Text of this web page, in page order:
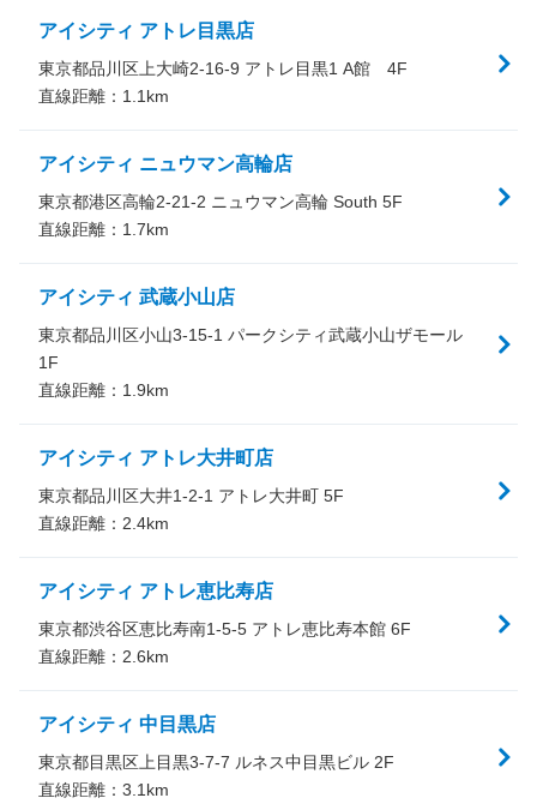
アイシティ アトレ目黒店
東京都品川区上大崎2-16-9 アトレ目黒1 A館 4F
直線距離： 1.1 km
アイシティ ニュウマン高輪店
東京都港区高輪2-21-2 ニュウマン高輪 South 5F
直線距離： 1.7km
アイシティ 武蔵小山店
東京都品川区小山3-15-1 パークシティ武蔵小山ザモール
1F
直線距離： 1.9km
アイシティ アトレ大井町店
東京都品川区大井1-2-1 アトレ大井町 5F
直線距離： 2.4km
アイシティ アトレ恵比寿店
東京都渋谷区恵比寿南1-5-5 アトレ恵比寿本館 6F
直線距離： 2.6km
アイシティ 中目黒店
東京都目黒区上目黒3-7-7 ルネス中目黒ビル 2F
直線距離： 3.1 km